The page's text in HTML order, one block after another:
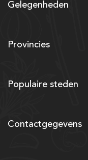
Gelegenheden
Provincies
Populaire steden
Contactgegevens